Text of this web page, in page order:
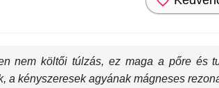
nem költői túlzás, ez maga a pőre és
a kényszeresek agyának mágneses